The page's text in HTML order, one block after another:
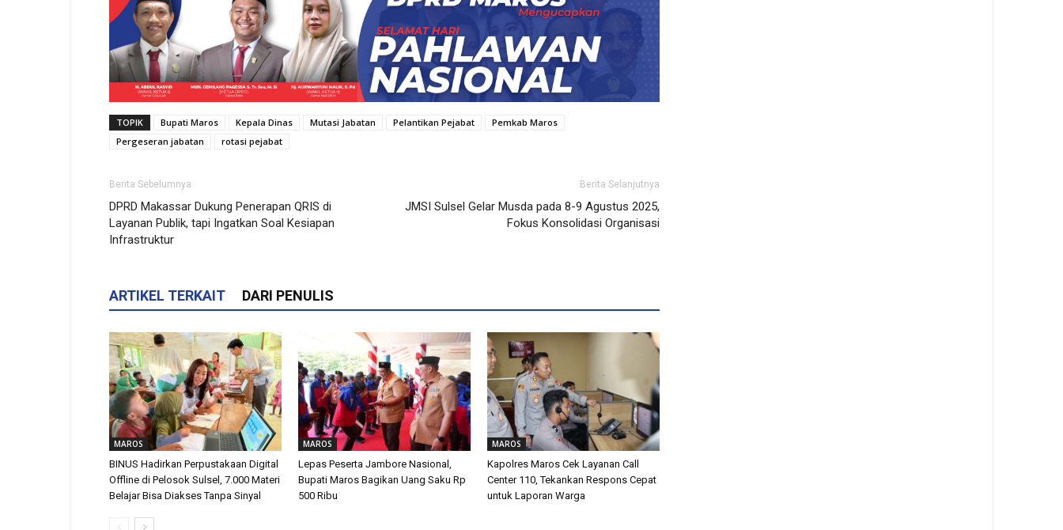
TOPIK Bupati Maros Kepala Dinas Mutasi Jabatan Pelantikan Pejabat
Pemkab Maros
Pergeseran jabatan
rotasi pejabat
Berita Sebelumnya
DPRD Makassar Dukung Penerapan QRIS di
Layanan Publik, tapi Ingatkan Soal Kesiapan
Infrastruktur
Berita Selanjutnya
JMSI Sulsel Gelar Musda pada 8-9 Agustus 2025,
Fokus Konsolidasi Organisasi
ARTIKEL TERKAIT DARI PENULIS
MAROS
BINUS Hadirkan Perpustakaan Digital
Offline di Pelosok Sulsel, 7.000 Materi
Belajar Bisa Diakses Tanpa Sinyal
MAROS
Lepas Peserta Jambore Nasional,
Bupati Maros Bagikan Uang Saku Rp
500 Ribu
MAROS
Kapolres Maros Cek Layanan Call
Center 110, Tekankan Respons Cepat
untuk Laporan Warga